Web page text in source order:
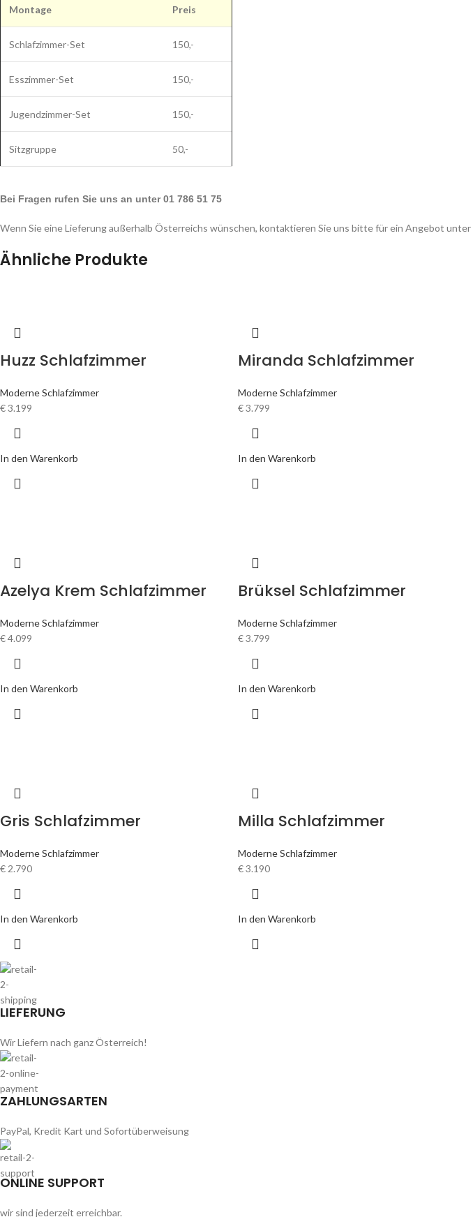
Montage Preis
Schlafzimmer-Set 150,-
Esszimmer-Set 150,-
Jugendzimmer-Set 150,-
Sitzgruppe 50,-
Bei Fragen rufen Sie uns an unter 01 786 51 75
Wenn Sie eine Lieferung außerhalb Österreichs wünschen, kontaktieren Sie uns bitte für ein Angebot unter
Ähnliche Produkte
Huzz Schlafzimmer
Moderne Schlafzimmer
€3.199
In den Warenkorb
Miranda Schlafzimmer
Moderne Schlafzimmer
€3.799
In den Warenkorb
Azelya Krem Schlafzimmer
Moderne Schlafzimmer
€4.099
In den Warenkorb
Brüksel Schlafzimmer
Moderne Schlafzimmer
€3.799
In den Warenkorb
Gris Schlafzimmer
Moderne Schlafzimmer
€2.790
In den Warenkorb
Milla Schlafzimmer
Moderne Schlafzimmer
€3.190
In den Warenkorb
LIEFERUNG
Wir Liefern nach ganz Österreich!
ZAHLUNGSARTEN
PayPal, Kredit Kart und Sofortüberweisung
ONLINE SUPPORT
wir sind jederzeit erreichbar.